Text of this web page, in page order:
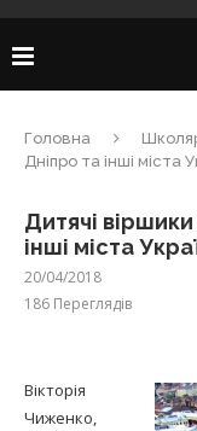
Головна
Дніпро та інші міста
Дитячі
інші міста
20/04/2018
186 Переглядів
Вікторія
Чиженко,